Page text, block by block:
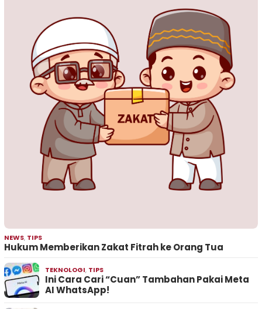
NEWS, TIPS
Hukum Memberikan Zakat Fitrah ke Orang Tua
TEKNOLOGI, TIPS
Ini Cara Cari “Cuan” Tambahan Pakai Meta
AI WhatsApp!